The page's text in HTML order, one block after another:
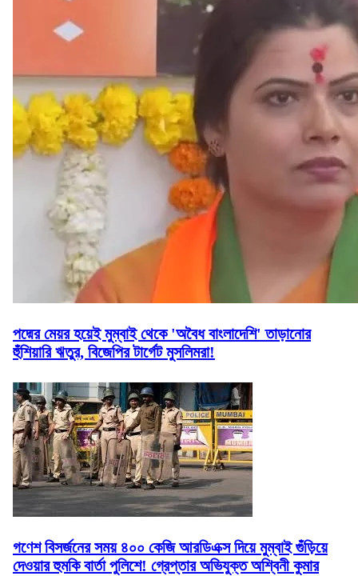
পদ্মের মেয়র হয়েই মুম্বাই থেকে 'অবৈধ বাংলাদেশি' তাড়ানোর
হুঁশিয়ারি ঋতুর, বিজেপির টার্গেট মুসলিমরা!
গণেশ বিসর্জনের সময় ৪০০ কেজি আরডিএক্স দিয়ে মুম্বাই গুঁড়িয়ে
দেওয়ার হুমকি বার্তা পুলিশে! গ্রেপ্তার অভিযুক্ত অশ্বিনী কুমার